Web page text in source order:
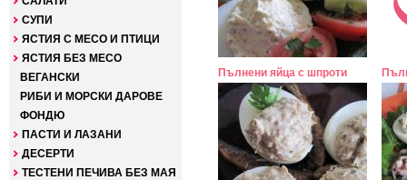
СУПИ
ЯСТИЯ С МЕСО И ПТИЦИ
ЯСТИЯ БЕЗ МЕСО
ВЕГАНСКИ
РИБИ И МОРСКИ ДАРОВЕ
ФОНДЮ
ПАСТИ И ЛАЗАНИ
ДЕСЕРТИ
ТЕСТЕНИ ПЕЧИВА БЕЗ МАЯ
Пълнени яйца с шпроти